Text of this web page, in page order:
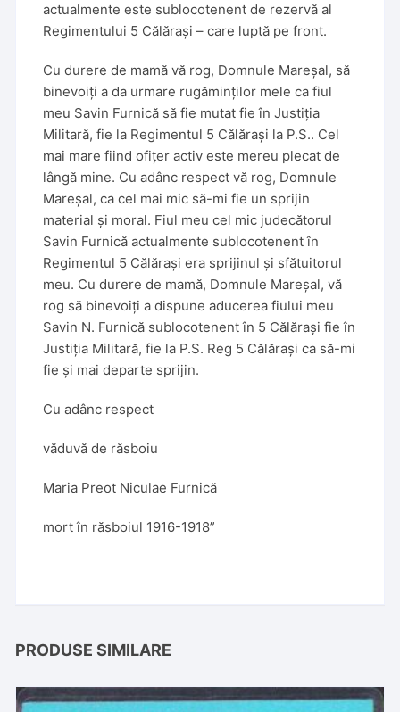
actualmente este sublocotenent de rezervă al
Regimentului 5 Călărași – care luptă pe front.
Cu durere de mamă vă rog, Domnule Mareșal, să
binevoiți a da urmare rugăminților mele ca fiul
meu Savin Furnică să fie mutat fie în Justiția
Militară, fie la Regimentul 5 Călărași la P.S.. Cel
mai mare fiind ofițer activ este mereu plecat de
lângă mine. Cu adânc respect vă rog, Domnule
Mareșal, ca cel mai mic să-mi fie un sprijin
material și moral. Fiul meu cel mic judecătorul
Savin Furnică actualmente sublocotenent în
Regimentul 5 Călărași era sprijinul și sfătuitorul
meu. Cu durere de mamă, Domnule Mareșal, vă
rog să binevoiți a dispune aducerea fiului meu
Savin N. Furnică sublocotenent în 5 Călărași fie în
Justiția Militară, fie la P.S. Reg 5 Călărași ca să-mi
fie și mai departe sprijin.
Cu adânc respect
văduvă de răsboiu
Maria Preot Niculae Furnică
mort în răsboiul 1916-1918”
PRODUSE SIMILARE